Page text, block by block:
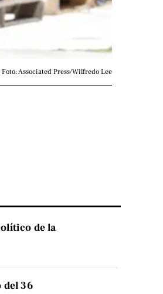
Associated Press/Wilfredo Lee
de la
36